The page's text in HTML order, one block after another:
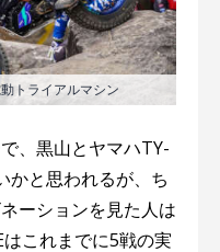
トライアルマシン
、黒山とヤマハTY-
かと思われるが、ち
ーションを見た人は
これまでに5戦の実